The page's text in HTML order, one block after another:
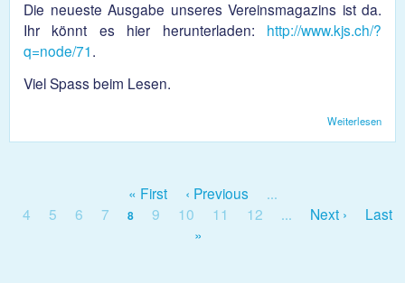
Die neueste Ausgabe unseres Vereinsmagazins ist da.
Ihr könnt es hier herunterladen: http://www.kjs.ch/?
q=node/71.
Viel Spass beim Lesen.
Weiterlesen
Seiten « First ‹ Previous …
4 5 6 7 8 9 10 11 12 … Next ›
Last
»